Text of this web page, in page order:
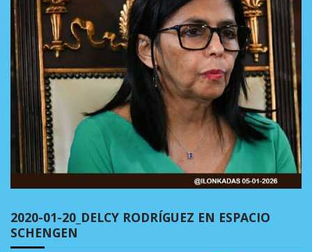
2020-01-20_DELCY RODRÍGUEZ EN ESPACIO
SCHENGEN